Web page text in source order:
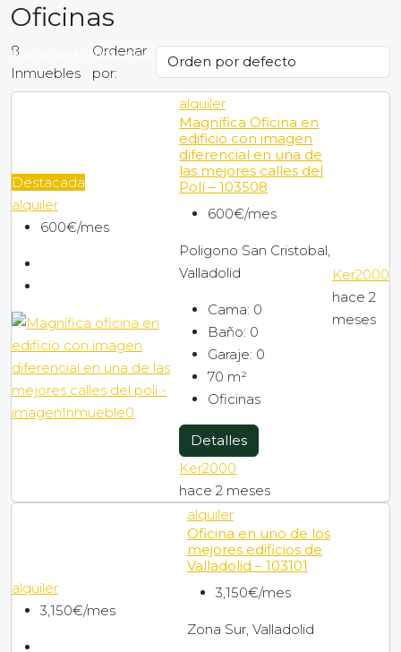
Promociones entrar a vivir
Bancario
Empresa
Contacto
Blog
Buscador por mapa
Oficinas
8
Inmuebles
Ordenar
por:
Destacada
alquiler
600€/mes
alquiler
Magnífica Oficina en
edificio con imagen
diferencial en una de
las mejores calles del
Polí – 103508
600€/mes
Poligono San Cristobal,
Valladolid
Cama: 0
Baño: 0
Garaje: 0
70 m²
Oficinas
Detalles
Ker2000
hace 2 meses
Ker2000
hace 2
meses
alquiler
3,150€/mes
alquiler
Oficina en uno de los
mejores edificios de
Valladolid – 103101
3,150€/mes
Zona Sur, Valladolid